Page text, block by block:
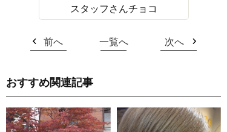
スタッフさんチョコ
前へ 一覧へ 次へ
おすすめ関連記事